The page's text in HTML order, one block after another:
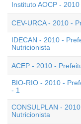
Instituto AOCP -
CEV-URCA - 2010 -
IDECAN - 2010 -
Nutricionista
ACEP - 2010 -
BIO-RIO - 2010 -
- 1
CONSULPLAN -
Nutricionista